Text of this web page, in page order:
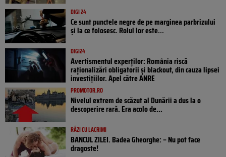
DIGI 24
Ce sunt punctele negre de pe marginea parbrizului
și la ce folosesc. Rolul lor este...
DIGI24
Avertismentul experților: România riscă
raționalizări obligatorii și blackout, din cauza lipsei
investițiilor. Apel către ANRE
PROMOTOR.RO
Nivelul extrem de scăzut al Dunării a dus la o
descoperire rară. Era acolo de...
RÂZI CU LACRIMI
BANCUL ZILEI. Badea Gheorghe: – Nu pot face
dragoste!